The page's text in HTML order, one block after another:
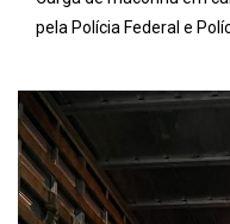
pela Polícia Federal e